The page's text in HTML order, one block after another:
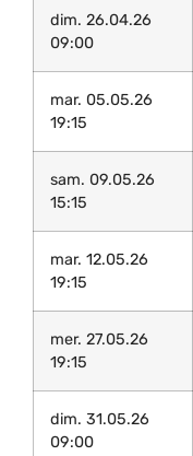
dim. 26.04.26
09:00
mar. 05.05.26
19:15
sam. 09.05.26
15:15
mar. 12.05.26
19:15
mer. 27.05.26
19:15
dim. 31.05.26
09:00